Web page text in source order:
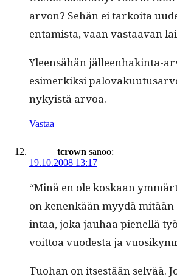
arvon? Sehän ei tarkoi­ta
en­tamista, vaan vas­taa­van
Yleen­sähän jälleen­hak­in­ta-
esimerkik­si
nyky­istä arvoa.
Vastaa
tcrown sanoo:
19.10.2008 13:17
“Minä en ole koskaan
on kenenkään myy­dä
intaa, joka jauhaa pienel­lä
voit­toa vuodes­ta ja
Tuo­han on itses­tään selvää.